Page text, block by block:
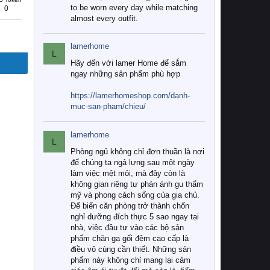
0
to be worn every day while matching
almost every outfit.
L
lamerhome
Hãy đến với lamer Home để sắm
ngay những sản phẩm phù hợp
https://lamerhomeshop.com/danh-
muc-san-pham/chieu/
L
lamerhome
Phòng ngủ không chỉ đơn thuần là nơi
để chúng ta ngả lưng sau một ngày
làm việc mệt mỏi, mà đây còn là
không gian riêng tư phản ánh gu thẩm
mỹ và phong cách sống của gia chủ.
Để biến căn phòng trở thành chốn
nghỉ dưỡng đích thực 5 sao ngay tại
nhà, việc đầu tư vào các bộ sản
phẩm chăn ga gối đệm cao cấp là
điều vô cùng cần thiết. Những sản
phẩm này không chỉ mang lại cảm